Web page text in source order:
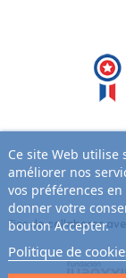
Fier de collaborer
Ce site Web utilise
améliorer nos
vos préférences
donner votre
bouton Accepter.
Politique de